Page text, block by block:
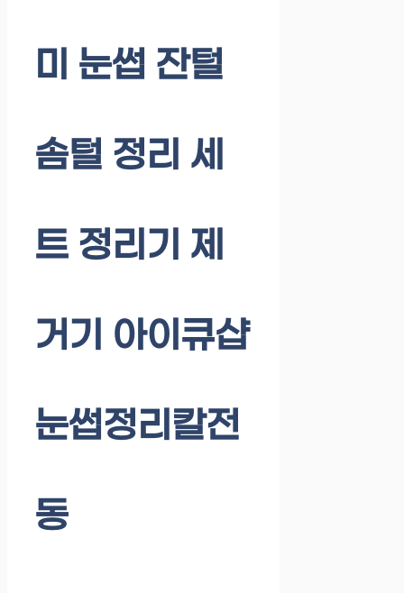
미 눈썹 잔털
솜털 정리 세
트 정리기 제
거기 아이큐샵
눈썹정리칼전
동